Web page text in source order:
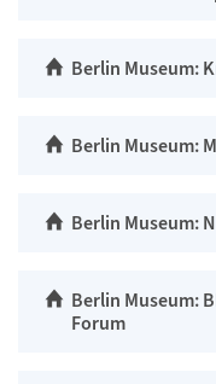
Berlin Museum:
Berlin Museum:
Berlin Museum:
Berlin Museum:
Forum